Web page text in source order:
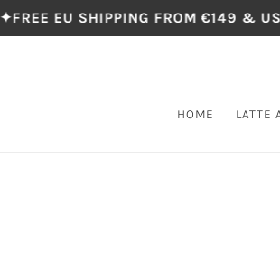
FREE EU SHIPPING FROM €149 & US
HOME LATTE